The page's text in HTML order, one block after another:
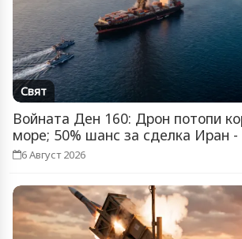
Свят
Войната Ден 160: Дрон потопи
море; 50% шанс за сделка Иран
6 Август 2026